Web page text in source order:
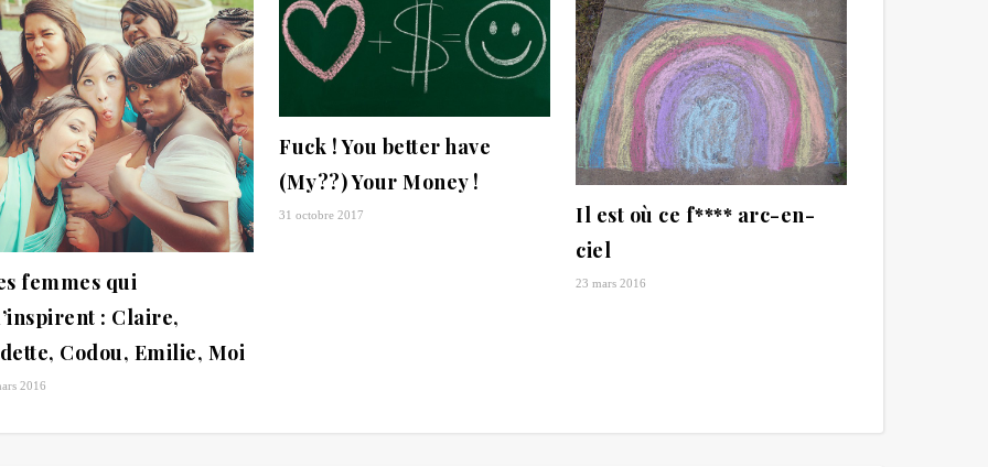
femmes qui
: Claire,
Codou, Emilie, Moi
2016
Fuck ! You better have
(My??) Your Money !
31 octobre 2017
Il est où ce f**** arc-en-
ciel
23 mars 2016